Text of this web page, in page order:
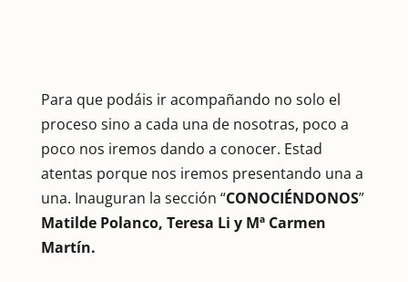
Para que podáis ir acompañando no solo el
proceso sino a cada una de nosotras, poco a
poco nos iremos dando a conocer. Estad
atentas porque nos iremos presentando una a
una. Inauguran la sección “CONOCIÉNDONOS”
Matilde Polanco, Teresa Li y Mª Carmen
Martín.